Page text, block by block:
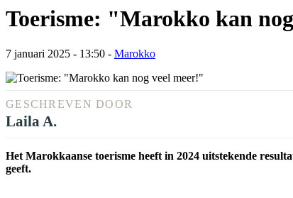
Toerisme: "Marokko kan
7 januari 2025 - 13:50 - Marokko
GESCHREVEN DOOR
Laila A.
Het Marokkaanse toerisme heeft in 2024 uitstekende
geeft.